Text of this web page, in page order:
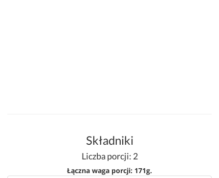
Składniki
Liczba porcji: 2
Łączna waga porcji: 171g.